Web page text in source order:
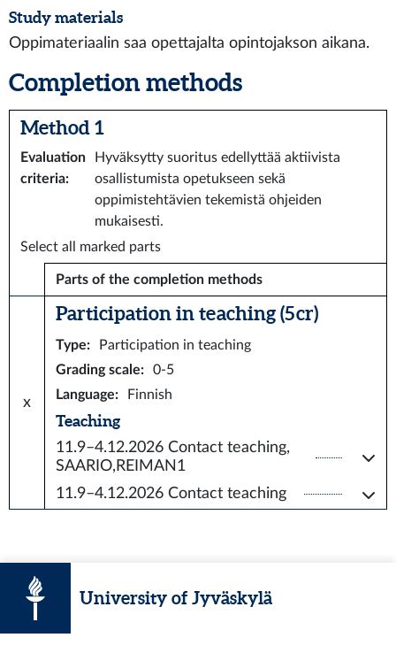
Study materials
Oppimateriaalin saa opettajalta opintojakson aikana.
Completion methods
Method 1
Evaluation
criteria:
Hyväksytty suoritus edellyttää aktiivista
osallistumista opetukseen sekä
oppimistehtävien tekemistä ohjeiden
mukaisesti.
Select all marked parts
Parts of the completion methods
x
Participation in teaching (5 cr)
Type:
Participation in teaching
Grading scale:
0-5
Language: Finnish
Teaching
11.9–4.12.2026 Contact teaching,
SAARIO,REIMAN1
11.9–4.12.2026 Contact teaching
University of Jyväskylä